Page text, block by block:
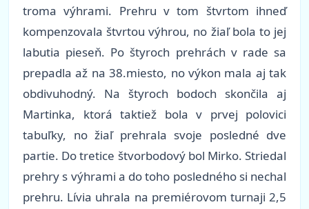
troma výhrami. Prehru v tom štvrtom ihneď
kompenzovala štvrtou výhrou, no žiaľ bola to jej
labutia pieseň. Po štyroch prehrách v rade sa
prepadla až na 38.miesto, no výkon mala aj tak
obdivuhodný. Na štyroch bodoch skončila aj
Martinka, ktorá taktiež bola v prvej polovici
tabuľky, no žiaľ prehrala svoje posledné dve
partie. Do tretice štvorbodový bol Mirko. Striedal
prehry s výhrami a do toho posledného si nechal
prehru. Lívia uhrala na premiérovom turnaji 2,5